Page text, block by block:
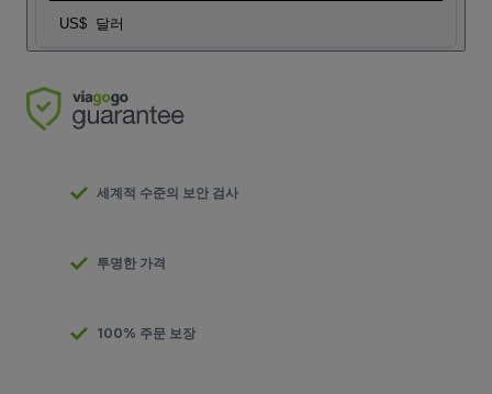
US$ 달러
세계적 수준의 보안 검사
투명한 가격
100% 주문 보장